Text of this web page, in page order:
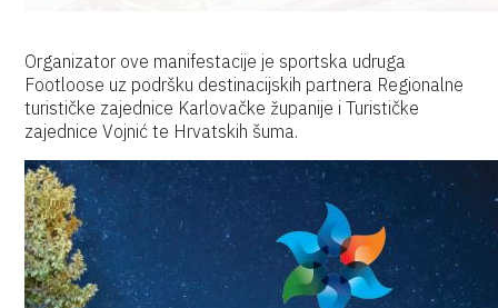
Organizator ove manifestacije je sportska udruga
Footloose uz podršku destinacijskih partnera Regionalne
turističke zajednice Karlovačke županije i Turističke
zajednice Vojnić te Hrvatskih šuma.